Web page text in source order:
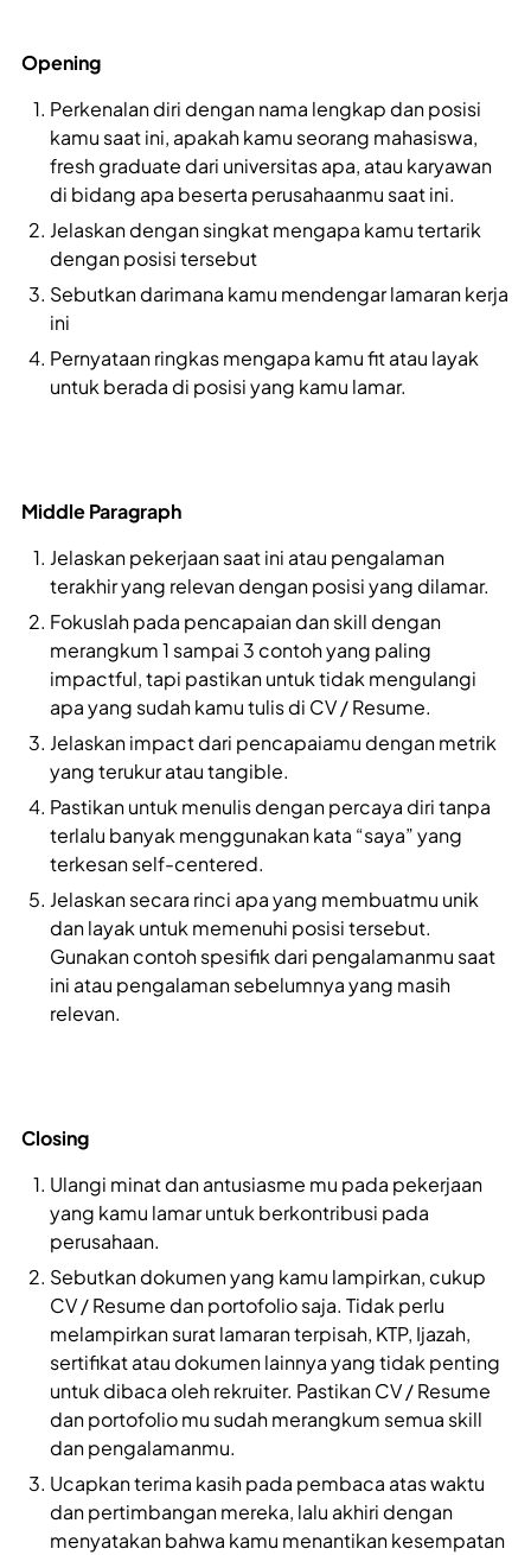
Opening
Perkenalan diri dengan nama lengkap dan posisi
kamu saat ini, apakah kamu seorang mahasiswa,
fresh graduate dari universitas apa, atau karyawan
di bidang apa beserta perusahaanmu saat ini.
Jelaskan dengan singkat mengapa kamu tertarik
dengan posisi tersebut
Sebutkan darimana kamu mendengar lamaran kerja
ini
Pernyataan ringkas mengapa kamu fit atau layak
untuk berada di posisi yang kamu lamar.
Middle Paragraph
Jelaskan pekerjaan saat ini atau pengalaman
terakhir yang relevan dengan posisi yang dilamar.
Fokuslah pada pencapaian dan skill dengan
merangkum 1 sampai 3 contoh yang paling
impactful, tapi pastikan untuk tidak mengulangi
apa yang sudah kamu tulis di CV / Resume.
Jelaskan impact dari pencapaiamu dengan metrik
yang terukur atau tangible.
Pastikan untuk menulis dengan percaya diri tanpa
terlalu banyak menggunakan kata “saya” yang
terkesan self-centered.
Jelaskan secara rinci apa yang membuatmu unik
dan layak untuk memenuhi posisi tersebut.
Gunakan contoh spesifik dari pengalamanmu saat
ini atau pengalaman sebelumnya yang masih
relevan.
Closing
Ulangi minat dan antusiasme mu pada pekerjaan
yang kamu lamar untuk berkontribusi pada
perusahaan.
Sebutkan dokumen yang kamu lampirkan, cukup
CV / Resume dan portofolio saja. Tidak perlu
melampirkan surat lamaran terpisah, KTP, Ijazah,
sertifikat atau dokumen lainnya yang tidak penting
untuk dibaca oleh rekruiter. Pastikan CV / Resume
dan portofolio mu sudah merangkum semua skill
dan pengalamanmu.
Ucapkan terima kasih pada pembaca atas waktu
dan pertimbangan mereka, lalu akhiri dengan
menyatakan bahwa kamu menantikan kesempatan